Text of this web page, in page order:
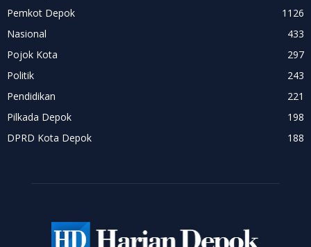
Pemkot Depok
1126
Nasional
433
Pojok Kota
297
Politik
243
Pendidikan
221
Pilkada Depok
198
DPRD Kota Depok
188